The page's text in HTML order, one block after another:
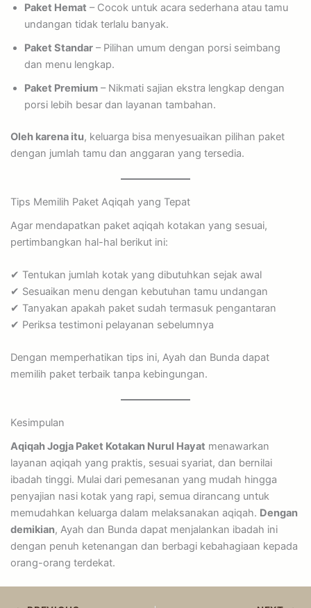
Paket Hemat – Cocok untuk acara sederhana atau tamu
undangan tidak terlalu banyak.
Paket Standar– Pilihan umum dengan porsi seimbang
dan menu lengkap.
Paket Premium– Nikmati sajian ekstra lengkap dengan
porsi lebih besar dan layanan tambahan.
Oleh karena itu, keluarga bisa menyesuaikan pilihan paket
dengan jumlah tamu dan anggaran yang tersedia.
Tips Memilih Paket Aqiqah yang Tepat
Agar mendapatkan paket aqiqah kotakan yang sesuai,
pertimbangkan hal-hal berikut ini:
✔ Tentukan jumlah kotak yang dibutuhkan sejak awal
✔ Sesuaikan menu dengan kebutuhan tamu undangan
✔ Tanyakan apakah paket sudah termasuk pengantaran
✔ Periksa testimoni pelayanan sebelumnya
Dengan memperhatikan tips ini, Ayah dan Bunda dapat
memilih paket terbaik tanpa kebingungan.
Kesimpulan
Aqiqah Jogja Paket Kotakan Nurul Hayat menawarkan
layanan aqiqah yang praktis, sesuai syariat, dan bernilai
ibadah tinggi. Mulai dari pemesanan yang mudah hingga
penyajian nasi kotak yang rapi, semua dirancang untuk
memudahkan keluarga dalam melaksanakan aqiqah. Dengan
demikian, Ayah dan Bunda dapat menjalankan ibadah ini
dengan penuh ketenangan dan berbagi kebahagiaan kepada
orang-orang terdekat.